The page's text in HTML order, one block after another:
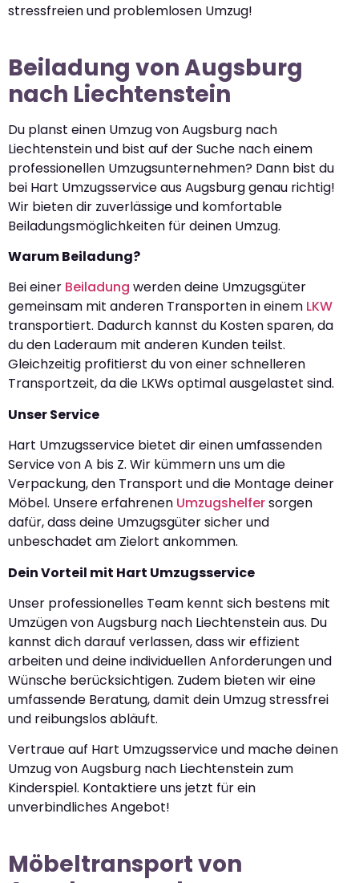
stressfreien und problemlosen Umzug!
Beiladung von Augsburg
nach Liechtenstein
Du planst einen Umzug von Augsburg nach
Liechtenstein und bist auf der Suche nach einem
professionellen Umzugsunternehmen? Dann bist du
bei Hart Umzugsservice aus Augsburg genau richtig!
Wir bieten dir zuverlässige und komfortable
Beiladungsmöglichkeiten für deinen Umzug.
Warum Beiladung?
Bei einer Beiladung werden deine Umzugsgüter
gemeinsam mit anderen Transporten in einem LKW
transportiert. Dadurch kannst du Kosten sparen, da
du den Laderaum mit anderen Kunden teilst.
Gleichzeitig profitierst du von einer schnelleren
Transportzeit, da die LKWs optimal ausgelastet sind.
Unser Service
Hart Umzugsservice bietet dir einen umfassenden
Service von A bis Z. Wir kümmern uns um die
Verpackung, den Transport und die Montage deiner
Möbel. Unsere erfahrenen Umzugshelfersorgen
dafür, dass deine Umzugsgüter sicher und
unbeschadet am Zielort ankommen.
Dein Vorteil mit Hart Umzugsservice
Unser professionelles Team kennt sich bestens mit
Umzügen von Augsburg nach Liechtenstein aus. Du
kannst dich darauf verlassen, dass wir effizient
arbeiten und deine individuellen Anforderungen und
Wünsche berücksichtigen. Zudem bieten wir eine
umfassende Beratung, damit dein Umzug stressfrei
und reibungslos abläuft.
Vertraue auf Hart Umzugsservice und mache deinen
Umzug von Augsburg nach Liechtenstein zum
Kinderspiel. Kontaktiere uns jetzt für ein
unverbindliches Angebot!
Möbeltransport von